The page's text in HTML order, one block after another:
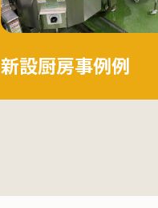
新設厨房事例例